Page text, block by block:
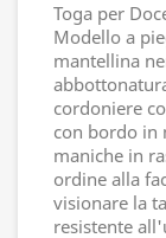
Toga per
Modello a
mantellina
cordoniere
con bordo in
maniche in
ordine alla
visionare la
resistente